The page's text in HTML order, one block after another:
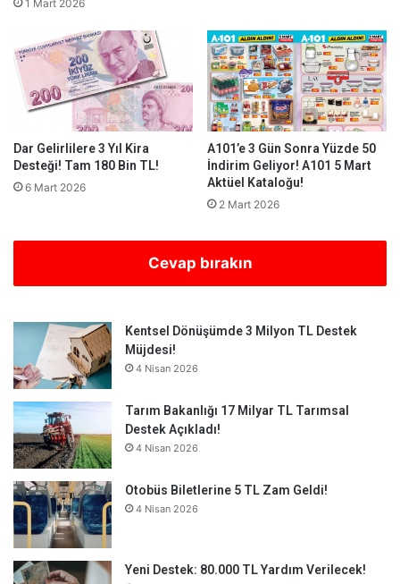
1 Mart 2026
Dar Gelirlilere 3 Yıl Kira
Desteği! Tam 180 Bin TL!
6 Mart 2026
A101’e 3 Gün Sonra Yüzde 50
İndirim Geliyor! A101 5 Mart
Aktüel Kataloğu!
2 Mart 2026
Cevap bırakın
Kentsel Dönüşümde 3 Milyon TL Destek
Müjdesi!
4 Nisan 2026
Tarım Bakanlığı 17 Milyar TL Tarımsal
Destek Açıkladı!
4 Nisan 2026
Otobüs Biletlerine 5 TL Zam Geldi!
4 Nisan 2026
Yeni Destek: 80.000 TL Yardım Verilecek!